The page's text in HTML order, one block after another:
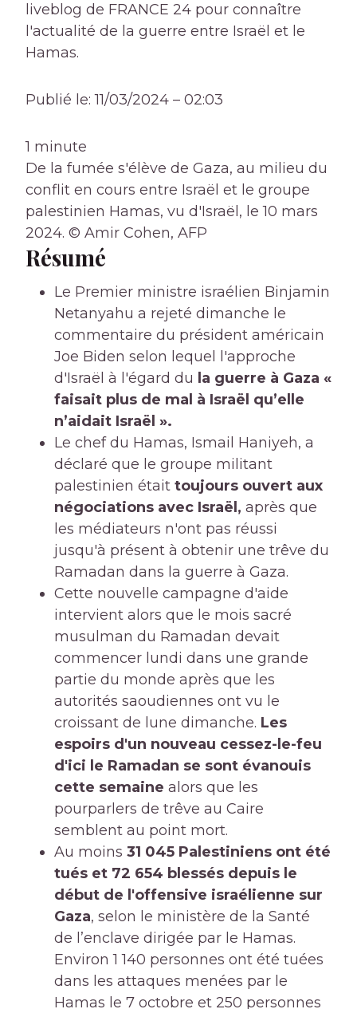
liveblog de FRANCE 24 pour connaître
l'actualité de la guerre entre Israël et le
Hamas.
Publié le:11/03/2024 – 02:03
1 minute
De la fumée s'élève de Gaza, au milieu du
conflit en cours entre Israël et le groupe
palestinien Hamas, vu d'Israël, le 10 mars
2024. © Amir Cohen, AFP
Résumé
Le Premier ministre israélien Binjamin
Netanyahu a rejeté dimanche le
commentaire du président américain
Joe Biden selon lequel l'approche
d'Israël à l'égard du la guerre à Gaza «
faisait plus de mal à Israël qu’elle
n’aidait Israël ».
Le chef du Hamas, Ismail Haniyeh, a
déclaré que le groupe militant
palestinien était toujours ouvert aux
négociations avec Israël, après que
les médiateurs n'ont pas réussi
jusqu'à présent à obtenir une trêve du
Ramadan dans la guerre à Gaza.
Cette nouvelle campagne d'aide
intervient alors que le mois sacré
musulman du Ramadan devait
commencer lundi dans une grande
partie du monde après que les
autorités saoudiennes ont vu le
croissant de lune dimanche. Les
espoirs d'un nouveau cessez-le-feu
d'ici le Ramadan se sont évanouis
cette semaine alors que les
pourparlers de trêve au Caire
semblent au point mort.
Au moins 31 045 Palestiniens ont été
tués et 72 654 blessés depuis le
début de l'offensive israélienne sur
Gaza, selon le ministère de la Santé
de l’enclave dirigée par le Hamas.
Environ 1 140 personnes ont été tuées
dans les attaques menées par le
Hamas le 7 octobre et 250 personnes